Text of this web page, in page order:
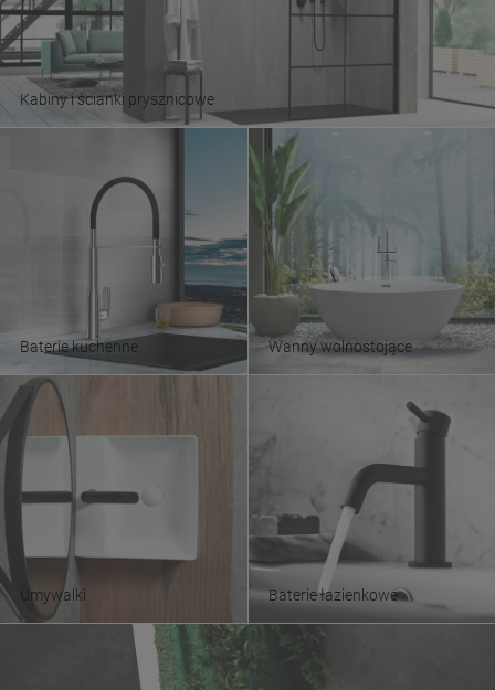
Kabiny i ścianki prysznicowe
Baterie kuchenne Wanny wolnostojące
Umywalki Baterie łazienkowe